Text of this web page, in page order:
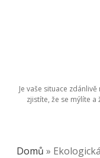
Je vaše situace
zjistíte, že se mýlíte
Domů »